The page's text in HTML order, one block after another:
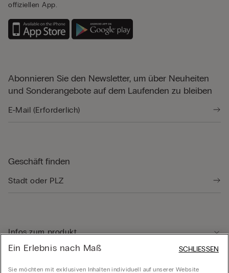
offiziellen App.
Abonnieren Sie den Newsletter, um über Neuheiten
und Sonderangebote auf dem Laufenden zu bleiben
Geschäft finden
Infos zum produkt
Ein Erlebnis nach Maß
Sie möchten mit exklusiven Inhalten individuell auf unserer Website
SCHLIESSEN